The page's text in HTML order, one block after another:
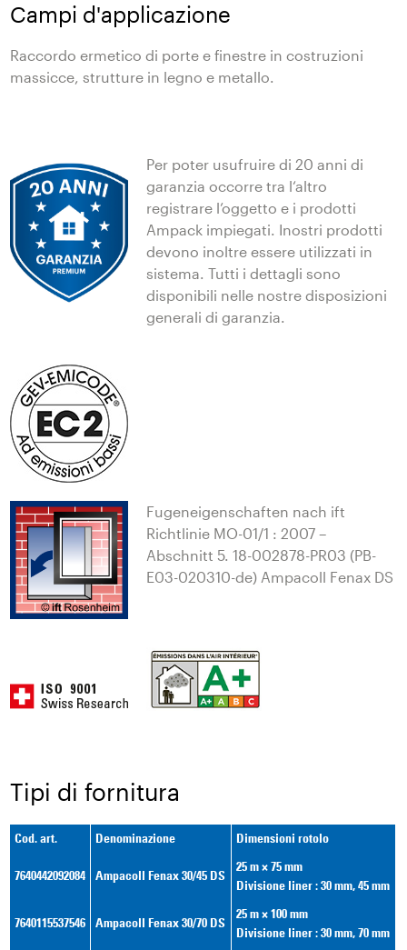
Campi d'applicazione
Raccordo ermetico di porte e finestre in costruzioni
massicce, strutture in legno e metallo.
Per poter usufruire di 20 anni di
garanzia occorre tra l‘altro
registrare l’oggetto e i prodotti
Ampack impiegati. Inostri prodotti
devono inoltre essere utilizzati in
sistema. Tutti i dettagli sono
disponibili nelle nostre disposizioni
generali di garanzia.
Fugeneigenschaften nach ift
Richtlinie MO-01/1 : 2007 –
Abschnitt 5. 18-002878-PR03 (PB-
E03-020310-de) Ampacoll Fenax DS
Tipi di fornitura
Cod. art. Denominazione Dimensioni rotolo
7640442092084 Ampacoll Fenax 30/45 DS
25 m × 75 mm
Divisione liner : 30 mm, 45 mm
7640115537546 Ampacoll Fenax 30/70 DS
25 m × 100 mm
Divisione liner : 30 mm, 70 mm